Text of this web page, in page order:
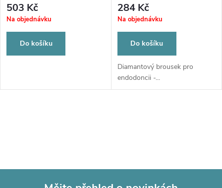
503 Kč
Na objednávku
Do košíku
284 Kč
Na objednávku
Do košíku
Diamantový brousek pro
endodoncii -...